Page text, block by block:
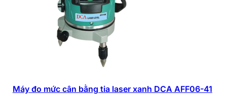
Máy đo mức cân bằng tia laser xanh DCA AFF06-41